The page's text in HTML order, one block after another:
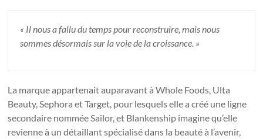
« Il nous a fallu du temps pour reconstruire, mais nous
sommes désormais sur la voie de la croissance. »
La marque appartenait auparavant à Whole Foods, Ulta
Beauty, Sephora et Target, pour lesquels elle a créé une ligne
secondaire nommée Sailor, et Blankenship imagine qu’elle
revienne à un détaillant spécialisé dans la beauté à l’avenir,